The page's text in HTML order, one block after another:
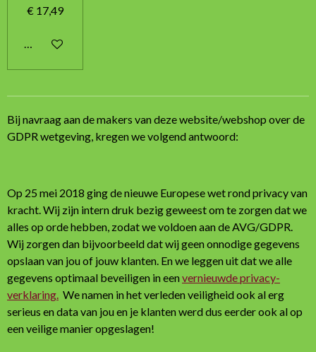
€ 17,49
In winkelwagen
Bij navraag aan de makers van deze website/webshop over de
GDPR wetgeving, kregen we volgend antwoord:
Op 25 mei 2018 ging de nieuwe Europese wet rond privacy van
kracht. Wij zijn intern druk bezig geweest om te zorgen dat we
alles op orde hebben, zodat we voldoen aan de AVG/GDPR.
Wij zorgen dan bijvoorbeeld dat wij geen onnodige gegevens
opslaan van jou of jouw klanten. En we leggen uit dat we alle
gegevens optimaal beveiligen in eenvernieuwde privacy-
verklaring. We namen in het verleden veiligheid ook al erg
serieus en data van jou en je klanten werd dus eerder ook al op
een veilige manier opgeslagen!